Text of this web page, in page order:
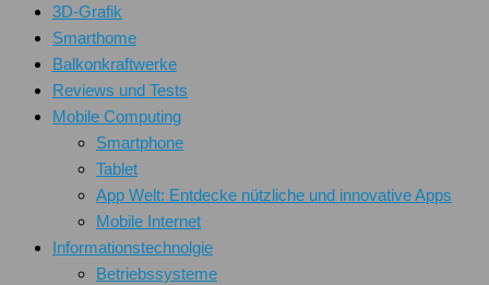
3D-Grafik
Smarthome
Balkonkraftwerke
Reviews und Tests
Mobile Computing
Smartphone
Tablet
App Welt: Entdecke nützliche und innovative Apps
Mobile Internet
Informationstechnolgie
Betriebssysteme